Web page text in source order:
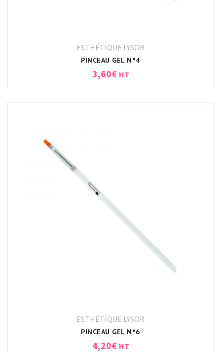
ESTHÉTIQUE LYSOR
PINCEAU GEL N°4
3,60€ HT
ESTHÉTIQUE LYSOR
PINCEAU GEL N°6
4,20€ HT